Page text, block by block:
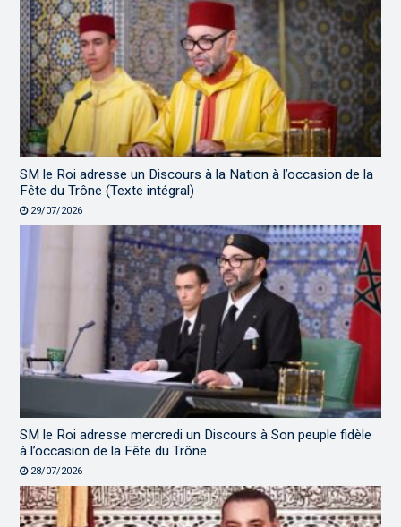
SM le Roi adresse un Discours à la Nation à l’occasion de la
Fête du Trône (Texte intégral)
29/07/2026
SM le Roi adresse mercredi un Discours à Son peuple fidèle
à l’occasion de la Fête du Trône
28/07/2026